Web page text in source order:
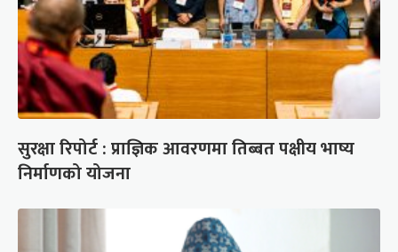
सुरक्षा रिपोर्ट : प्राज्ञिक आवरणमा तिब्बत पक्षीय भाष्य
निर्माणको योजना